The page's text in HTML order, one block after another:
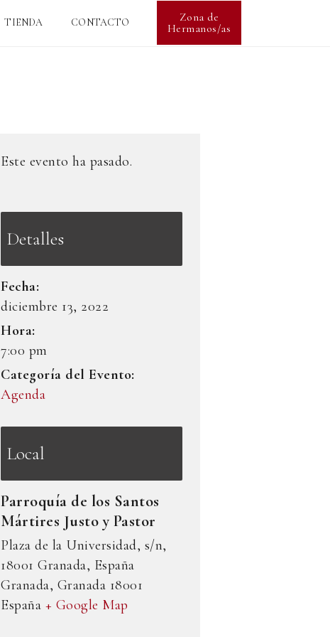
TIENDA CONTACTO
Zona de
Hermanos/as
Este evento ha pasado.
Detalles
Fecha:
diciembre 13, 2022
Hora:
7:00 pm
Categoría del Evento:
Agenda
Local
Parroquía de los Santos
Mártires Justo y Pastor
Plaza de la Universidad, s/n,
18001 Granada, España
Granada, Granada 18001
España + Google Map